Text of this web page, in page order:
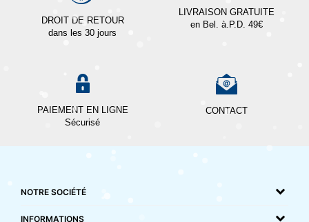
DROIT DE RETOUR
dans les 30 jours
LIVRAISON GRATUITE
en Bel. à.P.D. 49€
PAIEMENT EN LIGNE
Sécurisé
CONTACT
NOTRE SOCIÉTÉ
INFORMATIONS